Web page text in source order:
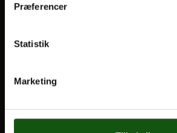
Præferencer
Statistik
Marketing
Kontakt
Ferieplan